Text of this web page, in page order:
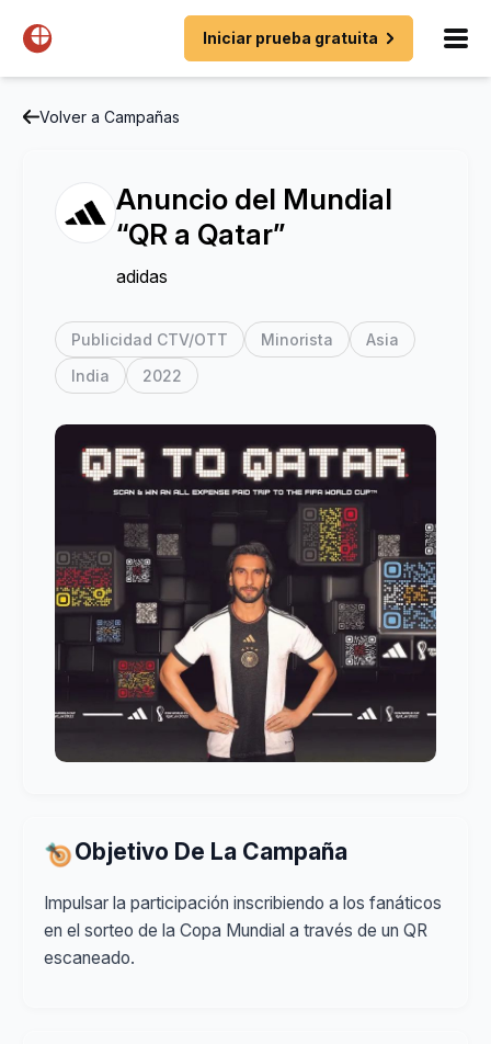
Iniciar prueba gratuita
Volver a Campañas
Anuncio del Mundial
“QR a Qatar”
adidas
Publicidad CTV/OTT Minorista
Asia
India
2022
Objetivo De La Campaña
Impulsar la participación inscribiendo a los fanáticos
en el sorteo de la Copa Mundial a través de un QR
escaneado.